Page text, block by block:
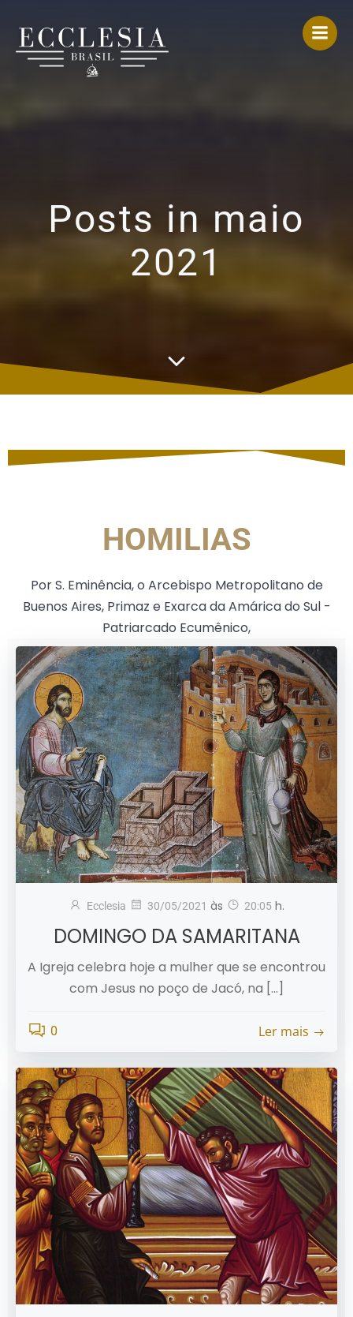
Posts in maio
2021
HOMILIAS
Por S. Eminência, o Arcebispo Metropolitano de
Buenos Aires, Primaz e Exarca da Amárica do Sul -
Patriarcado Ecumênico,
Ecclesia 30/05/2021 às 20:05 h.
DOMINGO DA SAMARITANA
A Igreja celebra hoje a mulher que se encontrou
com Jesus no poço de Jacó, na […]
0 Ler mais